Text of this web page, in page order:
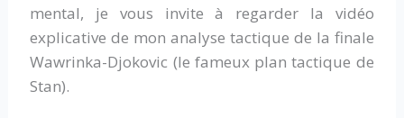
mental, je vous invite à regarder la vidéo
explicative de mon analyse tactique de la finale
Wawrinka-Djokovic (le fameux plan tactique de
Stan).